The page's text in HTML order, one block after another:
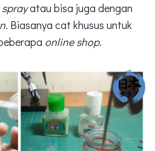
atau bisa juga dengan
Biasanya cat khusus untuk
online shop.